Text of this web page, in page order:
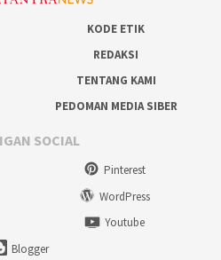
KODE ETIK
REDAKSI
TENTANG KAMI
PEDOMAN MEDIA SIBER
SOCIAL
Pinterest
WordPress
Youtube
Blogger